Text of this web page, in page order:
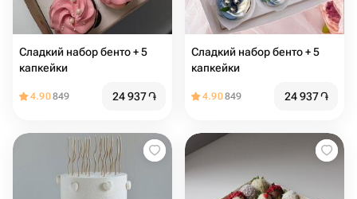
Сладкий набор бенто + 5
капкейки
4.90849 24 937֏
Сладкий набор бенто + 5
капкейки
4.90849 24 937֏